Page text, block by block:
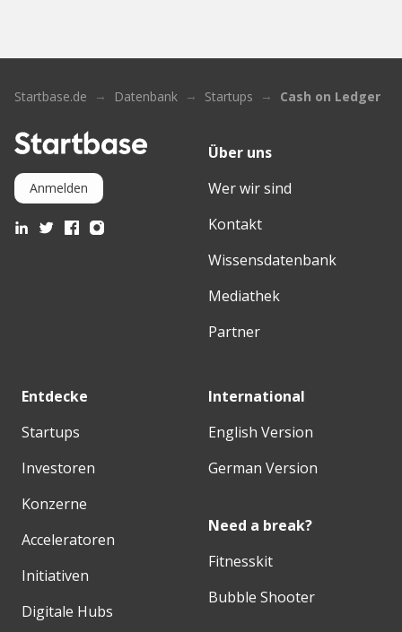
Startbase.de Datenbank Startups Cash on Ledger
Anmelden
Über uns
Wer wir sind
Kontakt
Wissensdatenbank
Mediathek
Partner
Entdecke
Startups
Investoren
Konzerne
Acceleratoren
Initiativen
Digitale Hubs
International
English Version
German Version
Need a break?
Fitnesskit
Bubble Shooter